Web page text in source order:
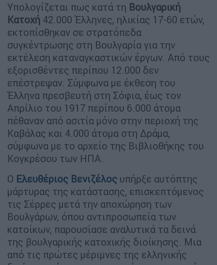
Υπολογίζεται πως κατά τη Βουλγαρική
Κατοχή 42.000 Έλληνες, ηλικίας 17-60 ετών,
εκτοπίσθηκαν σε στρατόπεδα
συγκέντρωσης στη Βουλγαρία για την
εκτέλεση καταναγκαστικών έργων. Από τους
εξορισθέντες περίπου 12.000 δεν
επέστρεψαν. Σύμφωνα με έκθεση του
Έλληνα πρεσβευτή στη Σόφια, έως τον
Απρίλιο του 1917 περίπου 6.000 άτομα
πέθαναν από ασιτία μόνο στην περιοχή της
Καβάλας και 4.000 άτομα στη Δράμα,
σύμφωνα με το αρχείο της Βιβλιοθήκης του
Κογκρέσου των ΗΠΑ.
Ο Ελευθέριος Βενιζέλος υπήρξε αυτόπτης
μάρτυρας της κατάστασης, επισκεπτόμενος
τις Σέρρες μετά την αποχώρηση των
Βουλγάρων, όπου αντιπροσωπεία των
κατοίκων, παρουσίασε αναλυτικά τα δεινά
της βουλγαρικής κατοχικής διοίκησης. Μια
από τις πρώτες μέριμνες της ελληνικής